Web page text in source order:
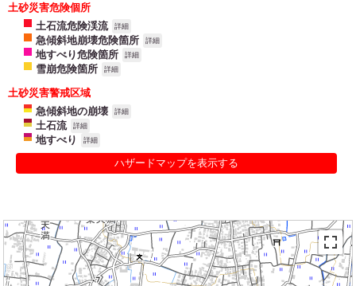
土砂災害危険個所
土石流危険渓流
詳細
急傾斜地崩壊危険箇所 詳細
地すべり危険箇所 詳細
雪崩危険箇所 詳細
土砂災害警戒区域
急傾斜地の崩壊
詳細
土石流 詳細
地すべり 詳細
ハザードマップを表示する